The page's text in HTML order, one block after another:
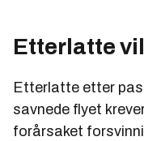
Etterlatte
Etterlatte etter
savnede flyet
forårsaket